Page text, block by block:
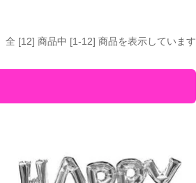
全 [12] 商品中 [1-12] 商品を表示しています